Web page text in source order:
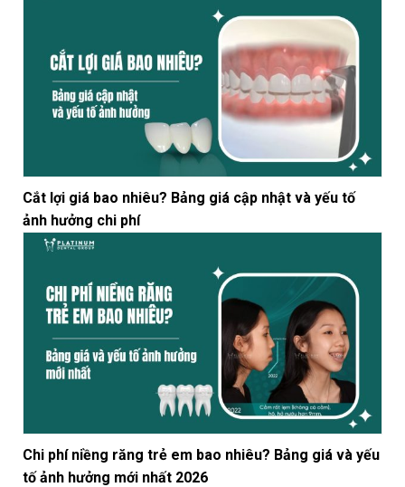
Cắt lợi giá bao nhiêu? Bảng giá cập nhật và yếu tố
ảnh hưởng chi phí
Chi phí niềng răng trẻ em bao nhiêu? Bảng giá và yếu
tố ảnh hưởng mới nhất 2026